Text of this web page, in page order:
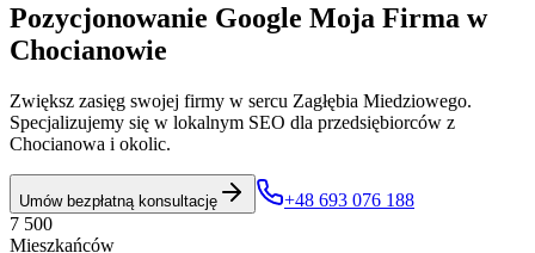
Pozycjonowanie Google Moja Firma w
Chocianowie
Zwiększ zasięg swojej firmy w sercu Zagłębia Miedziowego.
Specjalizujemy się w lokalnym SEO dla przedsiębiorców z
Chocianowa i okolic.
Umów bezpłatną konsultację
+48 693 076 188
7 500
Mieszkańców